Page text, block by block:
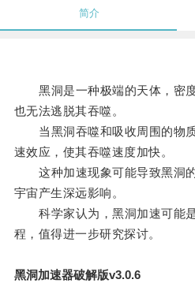
简介
黑洞是一种极端的天体，密
也无法逃脱其吞噬。
当黑洞吞噬和吸收周围的物质
速效应，使其吞噬速度加快。
这种加速现象可能导致黑洞
宇宙产生深远影响。
科学家认为，黑洞加速可能是
程，值得进一步研究探讨。
黑洞加速器破解版v3.0.6